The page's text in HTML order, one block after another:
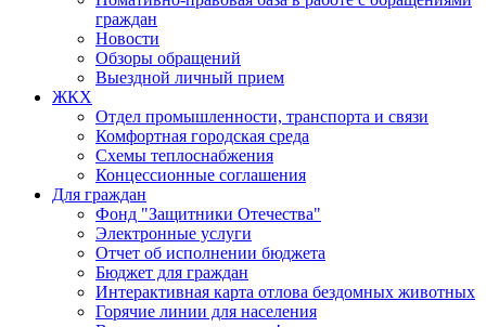
граждан
Новости
Обзоры обращений
Выездной личный прием
ЖКХ
Отдел промышленности, транспорта и связи
Комфортная городская среда
Схемы теплоснабжения
Концессионные соглашения
Для граждан
Фонд "Защитники Отечества"
Электронные услуги
Отчет об исполнении бюджета
Бюджет для граждан
Интерактивная карта отлова бездомных животных
Горячие линии для населения